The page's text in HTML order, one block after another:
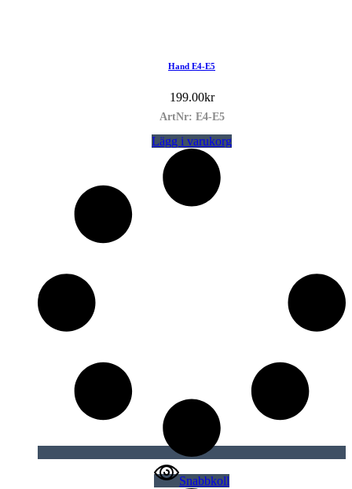
Hand E4-E5
199.00kr
ArtNr: E4-E5
Lägg i varukorg
Snabbkoll